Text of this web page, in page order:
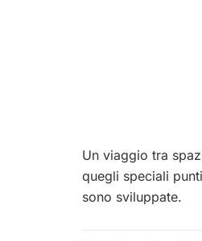
Un viaggio tra
quegli speciali
sono sviluppate.